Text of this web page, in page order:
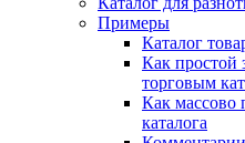
Примеры
Каталог
Как простой
торговым
Как массово
каталога